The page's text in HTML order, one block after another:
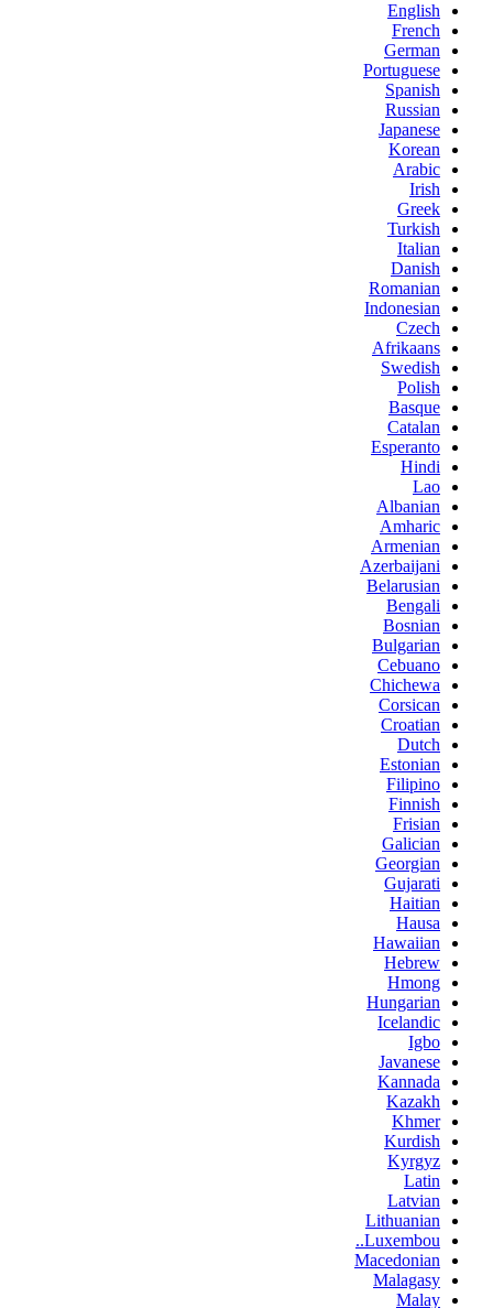
English
French
German
Portuguese
Spanish
Russian
Japanese
Korean
Arabic
Irish
Greek
Turkish
Italian
Danish
Romanian
Indonesian
Czech
Afrikaans
Swedish
Polish
Basque
Catalan
Esperanto
Hindi
Lao
Albanian
Amharic
Armenian
Azerbaijani
Belarusian
Bengali
Bosnian
Bulgarian
Cebuano
Chichewa
Corsican
Croatian
Dutch
Estonian
Filipino
Finnish
Frisian
Galician
Georgian
Gujarati
Haitian
Hausa
Hawaiian
Hebrew
Hmong
Hungarian
Icelandic
Igbo
Javanese
Kannada
Kazakh
Khmer
Kurdish
Kyrgyz
Latin
Latvian
Lithuanian
Luxembou..
Macedonian
Malagasy
Malay